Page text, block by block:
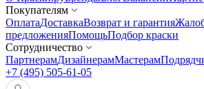
Покупателям
ОплатаДоставкаВозврат и гарантия
предложенияПомощьПодбор краски
Сотрудничество
ПартнерамДизайнерамМастерам
+7 (495) 505-61-05